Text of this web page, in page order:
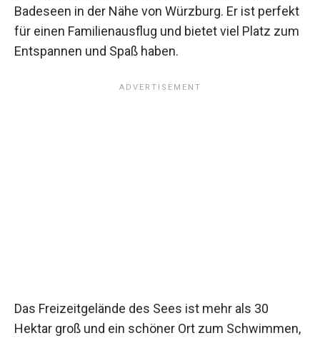
Badeseen in der Nähe von Würzburg. Er ist perfekt
für einen Familienausflug und bietet viel Platz zum
Entspannen und Spaß haben.
Das Freizeitgelände des Sees ist mehr als 30
Hektar groß und ein schöner Ort zum Schwimmen,